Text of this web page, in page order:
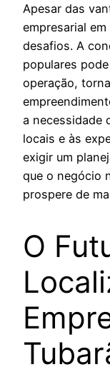
Apesar das
empresarial
desafios. A
populares
operação,
a necessidade
locais e às
exigir um
que o negócio
prospere de
O